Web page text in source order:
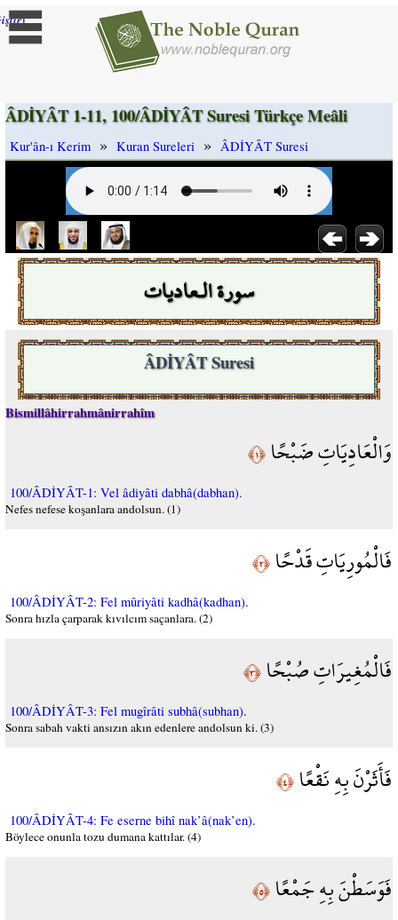
]
ÂDİYÂT 1-11, 100/ÂDİYÂT Suresi Türkçe Meâli
Kur'ân-ı Kerim » Kuran Sureleri » ÂDİYÂT Suresi
سورة الـعاديات
ÂDİYÂT Suresi
Bismillâhirrahmânirrahîm
وَالْعَادِيَاتِ ضَبْحًا﴿١﴾
100/ÂDİYÂT-1: Vel âdiyâti dabhâ(dabhan).
Nefes nefese koşanlara andolsun. (1)
فَالْمُورِيَاتِ قَدْحًا﴿٢﴾
100/ÂDİYÂT-2: Fel mûriyâti kadhâ(kadhan).
Sonra hızla çarparak kıvılcım saçanlara. (2)
فَالْمُغِيرَاتِ صُبْحًا﴿٣﴾
100/ÂDİYÂT-3: Fel mugîrâti subhâ(subhan).
Sonra sabah vakti ansızın akın edenlere andolsun ki. (3)
فَأَثَرْنَ بِهِ نَقْعًا﴿٤﴾
100/ÂDİYÂT-4: Fe eserne bihî nak’â(nak’en).
Böylece onunla tozu dumana kattılar. (4)
فَوَسَطْنَ بِهِ جَمْعًا﴿٥﴾